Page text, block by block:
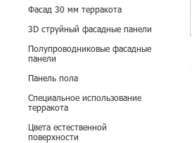
Фасад 30 мм терракота
3D струйный фасадные панели
Полупроводниковые фасадные
панели
Панель пола
Специальное использование
терракота
Цвета естественной
поверхности